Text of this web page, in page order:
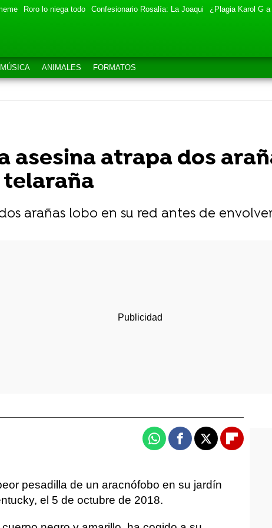
Roro lo niega todo Confesionario Rosalía: La Joaqui ¿Plagia Karol G a
MÚSICA ANIMALES FORMATOS
asesina atrapa dos
telaraña
arañas lobo en su red antes de
WhatsappFacebook
X
pesadilla de un aracnófobo en su jardín
el 5 de octubre de 2018.